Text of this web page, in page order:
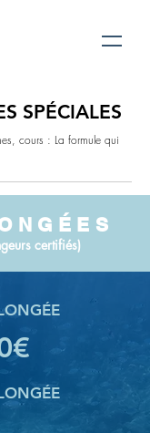
SPÉCIALES
cours : La formule qui
certifiés)